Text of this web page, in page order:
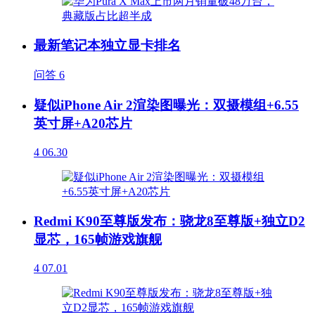
最新笔记本独立显卡排名
问答 6
疑似iPhone Air 2渲染图曝光：双摄模组+6.55
英寸屏+A20芯片
4 06.30
Redmi K90至尊版发布：骁龙8至尊版+独立D2
显芯，165帧游戏旗舰
4 07.01